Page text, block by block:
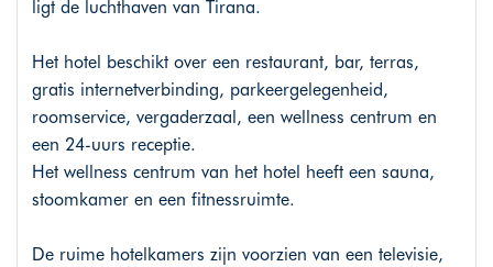
ligt de luchthaven van Tirana.
Het hotel beschikt over een restaurant, bar, terras,
gratis internetverbinding, parkeergelegenheid,
roomservice, vergaderzaal, een wellness centrum en
een 24-uurs receptie.
Het wellness centrum van het hotel heeft een sauna,
stoomkamer en een fitnessruimte.
De ruime hotelkamers zijn voorzien van een televisie,